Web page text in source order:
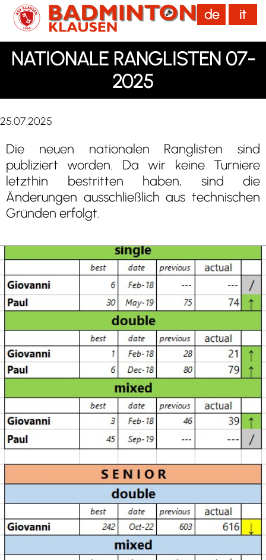
menu it
de
NATIONALE RANGLISTEN 07-
2025
25.07.2025
Die neuen nationalen Ranglisten sind
publiziert worden. Da wir keine Turniere
letzthin bestritten haben, sind die
Änderungen ausschließlich aus technischen
Gründen erfolgt.